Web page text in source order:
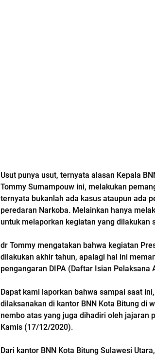
Usut punya usut, ternyata alasan Kepala
Tommy Sumampouw ini, melakukan
ternyata bukanlah ada kasus ataupun ada
peredaran Narkoba. Melainkan hanya
untuk melaporkan kegiatan yang dilakukan
dr Tommy mengatakan bahwa kegiatan
dilakukan akhir tahun, apalagi hal ini
pengangaran DIPA (Daftar Isian Pelaksana
Dapat kami laporkan bahwa sampai saat
dilaksanakan di kantor BNN Kota Bitung di
nembo atas yang juga dihadiri oleh jajaran
Kamis (17/12/2020).
Dari kantor BNN Kota Bitung Sulawesi